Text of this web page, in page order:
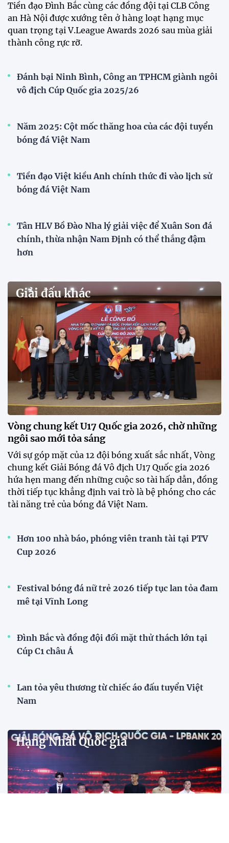
Bóng đá Việt Nam nhận giải thưởng đặc biệt từ
AFC
Bóng đá nữ Việt Nam đón cú hích lớn trước mùa
giải 2026
Đội tuyển trẻ
VCK U21 Quốc gia – Cúp FPT Play 2026: Hứa
Quy tụ 12 đội bóng trẻ hàng đầu cả nước, VCK U21
Quốc gia – Cúp FPT Play 2026 hứa hẹn tạo nên cuộc
đua sôi động, đồng thời là bệ phóng cho những
gương mặt triển vọng của bóng đá Việt Nam.
Khai mạc chương trình tuyển sinh, phát hiện tài
năng bóng đá nữ
ĐKVĐ Cúp Quốc gia chiêu mộ sao trẻ của ĐT Việt
Nam
Đình Bắc cùng dàn sao CAHN "thắng lớn" tại
V.League Awards 2026
Loạt cầu thủ U19 Việt Nam thi tốt nghiệp THPT
Đình Bắc cùng dàn sao CAHN "thắng lớn" tại
V.League Awards 2026
an Hà Nội được xướng tên ở hàng loạt hạng mục
quan trọng tại V.League Awards 2026 sau mùa giải
thành công rực rỡ.
Đánh bại Ninh Bình, Công an TPHCM giành ngôi